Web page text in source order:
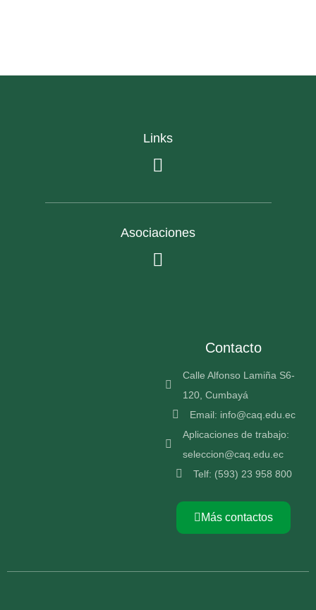
Links
Asociaciones
Contacto
Calle Alfonso Lamiña S6-
120, Cumbayá
Email: info@caq.edu.ec
Aplicaciones de trabajo:
seleccion@caq.edu.ec
Telf: (593) 23 958 800
Más contactos